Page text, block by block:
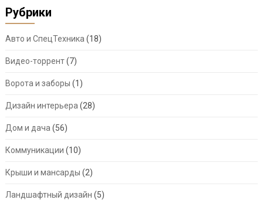
Рубрики
Авто и СпецТехника (18)
Видео-торрент(7)
Ворота и заборы (1)
Дизайн интерьера (28)
Дом и дача (56)
Коммуникации (10)
Крыши и мансарды (2)
Ландшафтный дизайн (5)